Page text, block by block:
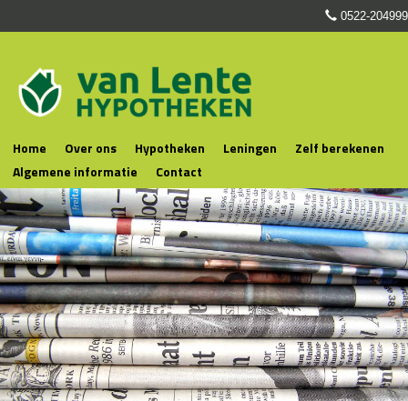
0522-204999
Home Over ons Hypotheken Leningen
Zelf berekenen
Algemene informatie
Contact